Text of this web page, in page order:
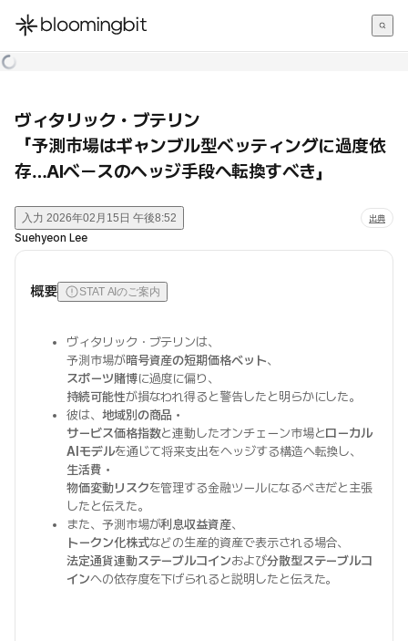
한국어
ヴィタリック・ブテリン
「予測市場はギャンブル型ベッティングに過度依
存…AIベースのヘッジ手段へ転換すべき」
入力 2026年02月15日 午後8:52 出典
Suehyeon Lee
概要 STAT AIのご案内
ヴィタリック・ブテリンは、
予測市場が暗号資産の短期価格ベット、
スポーツ賭博に過度に偏り、
持続可能性が損なわれ得ると警告したと明らかにした。
彼は、 地域別の商品・
サービス価格指数と連動したオンチェーン市場とローカル
AIモデルを通じて将来支出をヘッジする構造へ転換し、
生活費・
物価変動リスクを管理する金融ツールになるべきだと主張
したと伝えた。
また、予測市場が利息収益資産、
トークン化株式などの生産的資産で表示される場合、
法定通貨連動ステーブルコインおよび分散型ステーブルコ
インへの依存度を下げられると説明したと伝えた。